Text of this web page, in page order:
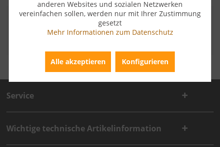
ZAHLUNGSARTEN
Service
Wichtige technische Artikelinformation
anderen Websites und sozialen Netzwerken
vereinfachen sollen, werden nur mit Ihrer Zustimmung
gesetzt
Mehr Informationen zum Datenschutz
Alle akzeptieren Konfigurieren